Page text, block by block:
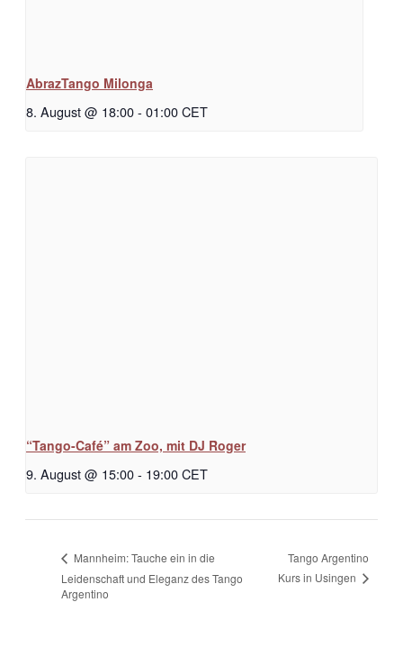
AbrazTango Milonga
8. August @ 18:00- 01:00CET
“Tango-Café” am Zoo, mit DJ Roger
9. August @ 15:00- 19:00CET
Mannheim: Tauche ein in die
Leidenschaft und Eleganz des Tango
Argentino
Tango Argentino
Kurs in Usingen